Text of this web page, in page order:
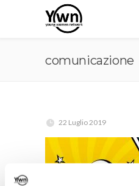
comunicazione
22 Luglio 2019